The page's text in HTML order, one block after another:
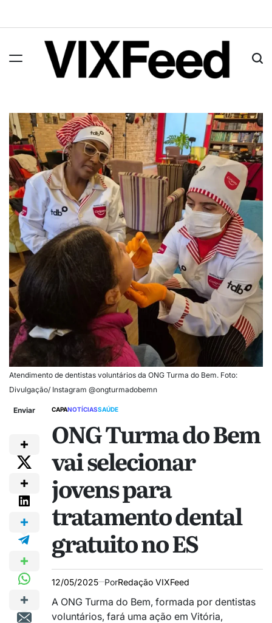
Atendimento de dentistas voluntários da ONG Turma do Bem. Foto:
Divulgação/ Instagram @ongturmadobemn
Enviar CAPANOTÍCIASSAÚDE
ONG Turma do Bem
vai selecionar
jovens para
tratamento dental
gratuito no ES
12/05/2025 PorRedação VIXFeed
A ONG Turma do Bem, formada por dentistas
voluntários, fará uma ação em Vitória,